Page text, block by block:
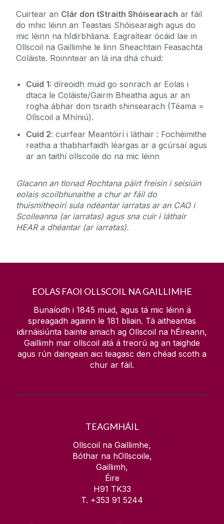
Cuirtear an Clár don tStraith Shóisearach ar fáil
do mhic léinn an Teastais Shóisearaigh agus do
mic léinn na hIdirbhliana. Eagraítear ócáid lae in
Ollscoil na Gaillimhe le linn Sheachtain Feasachta
Coláiste. Roinntear an lá ina dhá chuid:
Cuid 1: díreoidh muid go sonrach ar Eolas i
dtaca le Coláiste/Gairm Bheatha agus ar an
rogha ábhar don tsraith shinsearach (Téama =
Ollscoil a Mhíniú).
Cuid 2: cuirfear Meantóirí i láthair : Fochéimithe
reatha a thabharfaidh léargas ar a gcúrsaí agus
ar an taithí ollscoile do na mic léinn
Glacann an tIonad Rochtana páirt freisin i seisiúin
eolais scoilbhunaithe a chur ar fáil do
thuismitheoirí sula ndéantar iarratas ar an CAO i
Scoileanna (ar iarratas) agus sna cuir i láthair
HEAR a dhéantar (ar iarratas).
EOLAS FAOI OLLSCOIL NA GAILLIMHE
Bunaíodh i 1845 muid, agus tá mic léinn á
spreagadh againn le 181 bliain. Tá aitheantas
idirnáisiúnta bainte amach ag Ollscoil na hÉireann,
Gaillimh mar ollscoil atá á treorú ag an taighde
agus rún daingean aici teagasc den chéad scoth a
chur ar fáil.
TEAGMHÁIL
Ollscoil na Gaillimhe,
Bóthar na hOllscoile,
Gaillimh,
Éire
H91 TK33
T. +353 91 5244